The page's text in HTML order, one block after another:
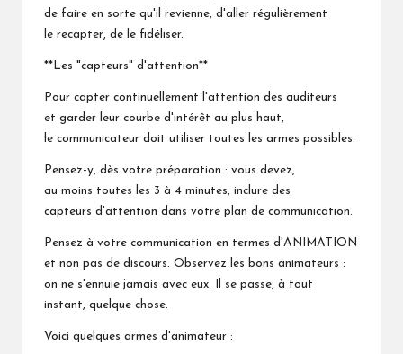
de faire en sorte qu'il revienne, d'aller régulièrement
le recapter, de le fidéliser.
**Les "capteurs" d'attention**
Pour capter continuellement l'attention des auditeurs
et garder leur courbe d'intérêt au plus haut,
le communicateur doit utiliser toutes les armes possibles.
Pensez-y, dès votre préparation : vous devez,
au moins toutes les 3 à 4 minutes, inclure des
capteurs d'attention dans votre plan de communication.
Pensez à votre communication en termes d'ANIMATION
et non pas de discours. Observez les bons animateurs :
on ne s'ennuie jamais avec eux. Il se passe, à tout
instant, quelque chose.
Voici quelques armes d'animateur :